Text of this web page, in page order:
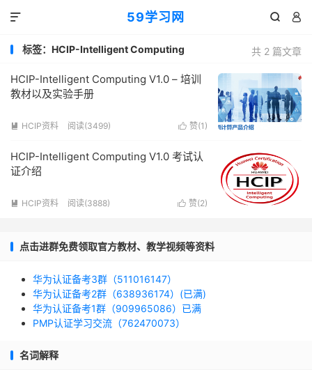
59学习网  

共 2 篇文章
标签：HCIP-Intelligent Computing
HCIP-Intelligent Computing V1.0 – 培训
教材以及实验手册
 赞(1 )
 HCIP资料 阅读(3499)
HCIP-Intelligent Computing V1.0 考试认
证介绍
 赞(2)
 HCIP资料 阅读(3888)
点击进群免费领取官方教材、教学视频等资料
华为认证备考3群（511016147）
华为认证备考2群（638936174）(已满)
华为认证备考1群（909965086）已满
PMP认证学习交流（762470073）
名词解释